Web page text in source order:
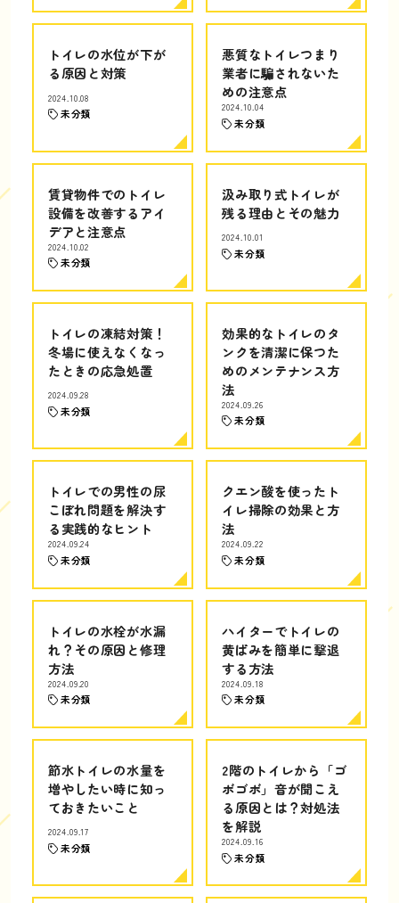
トイレの水位が下が
る原因と対策
2024.10.08
未分類
悪質なトイレつまり
業者に騙されないた
めの注意点
2024.10.04
未分類
賃貸物件でのトイレ
設備を改善するアイ
デアと注意点
2024.10.02
未分類
汲み取り式トイレが
残る理由とその魅力
2024.10.01
未分類
トイレの凍結対策！
冬場に使えなくなっ
たときの応急処置
2024.09.28
未分類
効果的なトイレのタ
ンクを清潔に保つた
めのメンテナンス方
法
2024.09.26
未分類
トイレでの男性の尿
こぼれ問題を解決す
る実践的なヒント
2024.09.24
未分類
クエン酸を使ったト
イレ掃除の効果と方
法
2024.09.22
未分類
トイレの水栓が水漏
れ？その原因と修理
方法
2024.09.20
未分類
ハイターでトイレの
黄ばみを簡単に撃退
する方法
2024.09.18
未分類
節水トイレの水量を
増やしたい時に知っ
ておきたいこと
2024.09.17
未分類
2階のトイレから「ゴ
ボゴボ」音が聞こえ
る原因とは？対処法
を解説
2024.09.16
未分類